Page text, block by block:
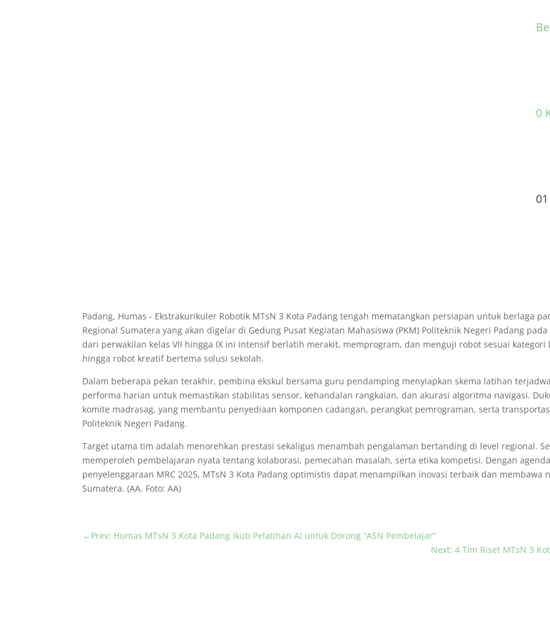
0
Padang, Humas - Ekstrakurikuler Robotik MTsN 3 Kota Padang tengah mematangkan persiapan untuk berlaga
Regional Sumatera yang akan digelar di Gedung Pusat Kegiatan Mahasiswa (PKM) Politeknik Negeri Padang
dari perwakilan kelas VII hingga IX ini intensif berlatih merakit, memprogram, dan menguji robot sesuai
hingga robot kreatif bertema solusi sekolah.
Dalam beberapa pekan terakhir, pembina ekskul bersama guru pendamping menyiapkan skema latihan
performa harian untuk memastikan stabilitas sensor, kehandalan rangkaian, dan akurasi algoritma navigasi.
komite madrasag, yang membantu penyediaan komponen cadangan, perangkat pemrograman, serta
Politeknik Negeri Padang.
Target utama tim adalah menorehkan prestasi sekaligus menambah pengalaman bertanding di level regional.
memperoleh pembelajaran nyata tentang kolaborasi, pemecahan masalah, serta etika kompetisi. Dengan
penyelenggaraan MRC 2025, MTsN 3 Kota Padang optimistis dapat menampilkan inovasi terbaik dan membawa
Sumatera. (AA. Foto: AA)
← Prev: Humas MTsN 3 Kota Padang Ikuti Pelatihan AI untuk Dorong “ASN Pembelajar”
Next: 4 Tim Riset MTsN 3